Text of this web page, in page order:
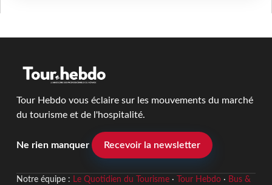
Tour Hebdo vous éclaire sur les mouvements du marché
du tourisme et de l'hospitalité.
Ne rien manquer Recevoir la newsletter
Notre équipe : Le Quotidien du Tourisme· Tour Hebdo· Bus &